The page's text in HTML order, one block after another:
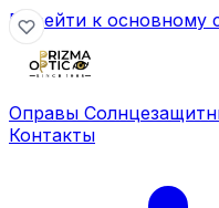
Перейти к основному
Оправы
Контакты